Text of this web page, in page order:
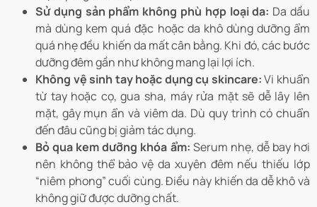
Sử dụng sản phẩm không phù hợp loại da: Da dầu
mà dùng kem quá đặc hoặc da khô dùng dưỡng ẩm
quá nhẹ đều khiến da mất cân bằng. Khi đó, các bước
dưỡng đêm gần như không mang lại lợi ích.
Không vệ sinh tay hoặc dụng cụ skincare:Vi khuẩn
từ tay hoặc cọ, gua sha, máy rửa mặt sẽ dễ lây lên
mặt, gây mụn ẩn và viêm da. Dù quy trình có chuẩn
đến đâu cũng bị giảm tác dụng.
Bỏ qua kem dưỡng khóa ẩm: Serum nhẹ, dễ bay hơi
nên không thể bảo vệ da xuyên đêm nếu thiếu lớp
“niêm phong” cuối cùng. Điều này khiến da dễ khô và
không giữ được dưỡng chất.